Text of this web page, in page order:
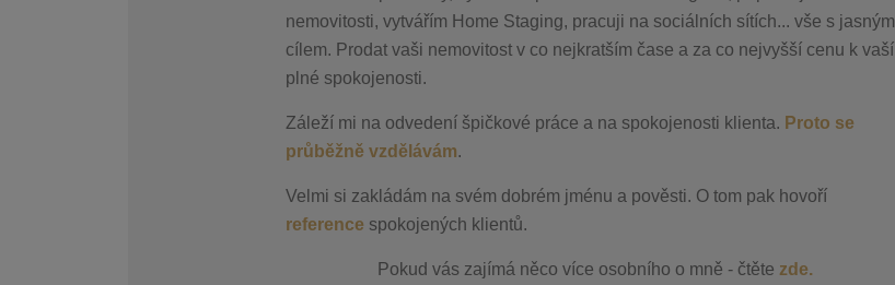
nemovitosti, vytvářím Home Staging, pracuji na sociálních sítích... vše s jasným
cílem. Prodat vaši nemovitost v co nejkratším čase a za co nejvyšší cenu k vaší
plné spokojenosti.
Záleží mi na odvedení špičkové práce a na spokojenosti klienta. Proto se
průběžně vzdělávám.
Velmi si zakládám na svém dobrém jménu a pověsti. O tom pak hovoří
reference spokojených klientů.
Pokud vás zajímá něco více osobního o mně - čtěte zde.